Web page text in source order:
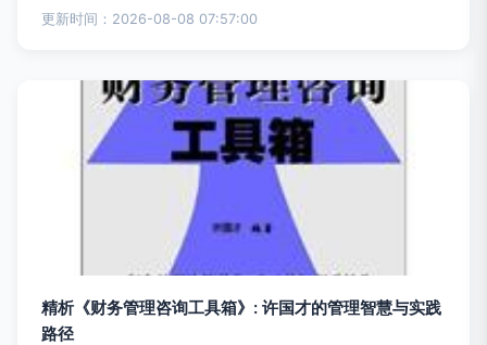
更新时间：2026-08-08 07:57:00
精析《财务管理咨询工具箱》: 许国才的管理智慧与实践
路径